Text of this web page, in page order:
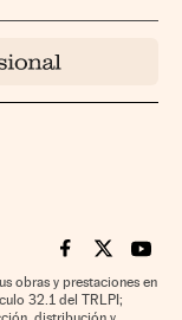
Cinco Días en
Cinco Días
Cinco
obras y prestaciones en
32.1 del TRLPI;